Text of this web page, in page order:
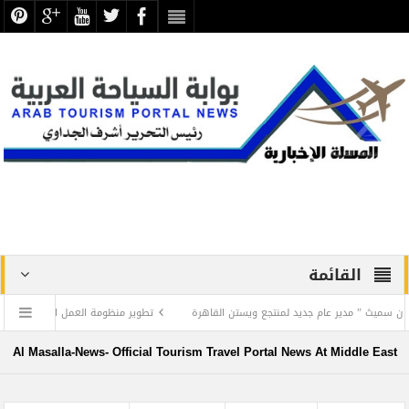
القائمة
مدير عام جديد لمنتجع ويستن القاهرة تطوير منظومة العمل السياحي في عاصمة
Al Masalla-News- Official Tourism Travel Portal News At Middle East